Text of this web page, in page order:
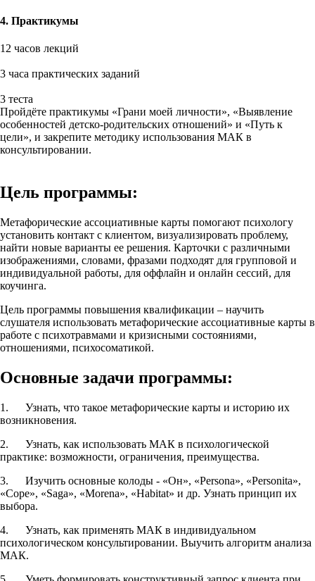
4. Практикумы
12 часов лекций
3 часа практических заданий
3 теста
Пройдёте практикумы «Грани моей личности», «Выявление
особенностей детско-родительских отношений» и «Путь к
цели», и закрепите методику использования МАК в
консультировании.
Цель программы:
Метафорические ассоциативные карты помогают психологу
установить контакт с клиентом, визуализировать проблему,
найти новые варианты ее решения. Карточки с различными
изображениями, словами, фразами подходят для групповой и
индивидуальной работы, для оффлайн и онлайн сессий, для
коучинга.
Цель программы повышения квалификации – научить
слушателя использовать метафорические ассоциативные карты в
работе с психотравмами и кризисными состояниями,
отношениями, психосоматикой.
Основные задачи программы:
1. Узнать, что такое метафорические карты и историю их
возникновения.
2. Узнать, как использовать МАК в психологической
практике: возможности, ограничения, преимущества.
3. Изучить основные колоды - «Он», «Persona», «Personita»,
«Cope», «Saga», «Мorena», «Habitat» и др. Узнать принцип их
выбора.
4. Узнать, как применять МАК в индивидуальном
психологическом консультировании. Выучить алгоритм анализа
МАК.